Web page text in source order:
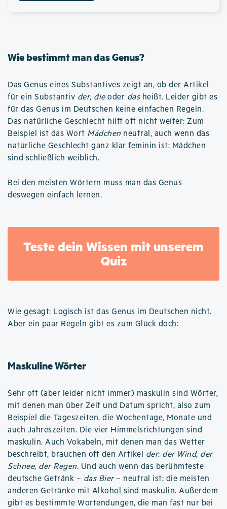
Wie bestimmt man das Genus?
Das Genus eines Substantives zeigt an, ob der Artikel
für ein Substantiv der, dieoder dasheißt. Leider gibt es
für das Genus im Deutschen keine einfachen Regeln.
Das natürliche Geschlecht hilft oft nicht weiter: Zum
Beispiel ist das Wort Mädchen neutral, auch wenn das
natürliche Geschlecht ganz klar feminin ist: Mädchen
sind schließlich weiblich.
Bei den meisten Wörtern muss man das Genus
deswegen einfach lernen.
Teste dein Wissen mit unserem
Quiz
Wie gesagt: Logisch ist das Genus im Deutschen nicht.
Aber ein paar Regeln gibt es zum Glück doch:
Maskuline Wörter
Sehr oft (aber leider nicht immer) maskulin sind Wörter,
mit denen man über Zeit und Datum spricht, also zum
Beispiel die Tageszeiten, die Wochentage, Monate und
auch Jahreszeiten. Die vier Himmelsrichtungen sind
maskulin. Auch Vokabeln, mit denen man das Wetter
beschreibt, brauchen oft den Artikel der: der Wind, der
Schnee, der Regen. Und auch wenn das berühmteste
deutsche Getränk – das Bier– neutral ist; die meisten
anderen Getränke mit Alkohol sind maskulin. Außerdem
gibt es bestimmte Wortendungen, die man fast nur bei